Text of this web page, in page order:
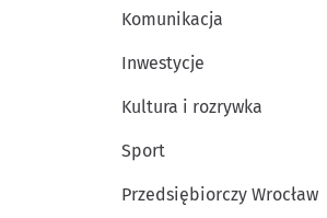
Komunikacja
Inwestycje
Kultura i rozrywka
Sport
Przedsiębiorczy Wrocław